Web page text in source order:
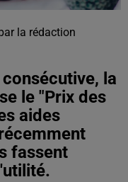
la rédaction
la
le "Prix des
aides
fassent